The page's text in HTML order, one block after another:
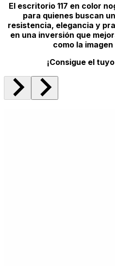
El escritorio 117 en color
para quienes buscan
resistencia, elegancia y
en una inversión que
como la
¡Consigue el